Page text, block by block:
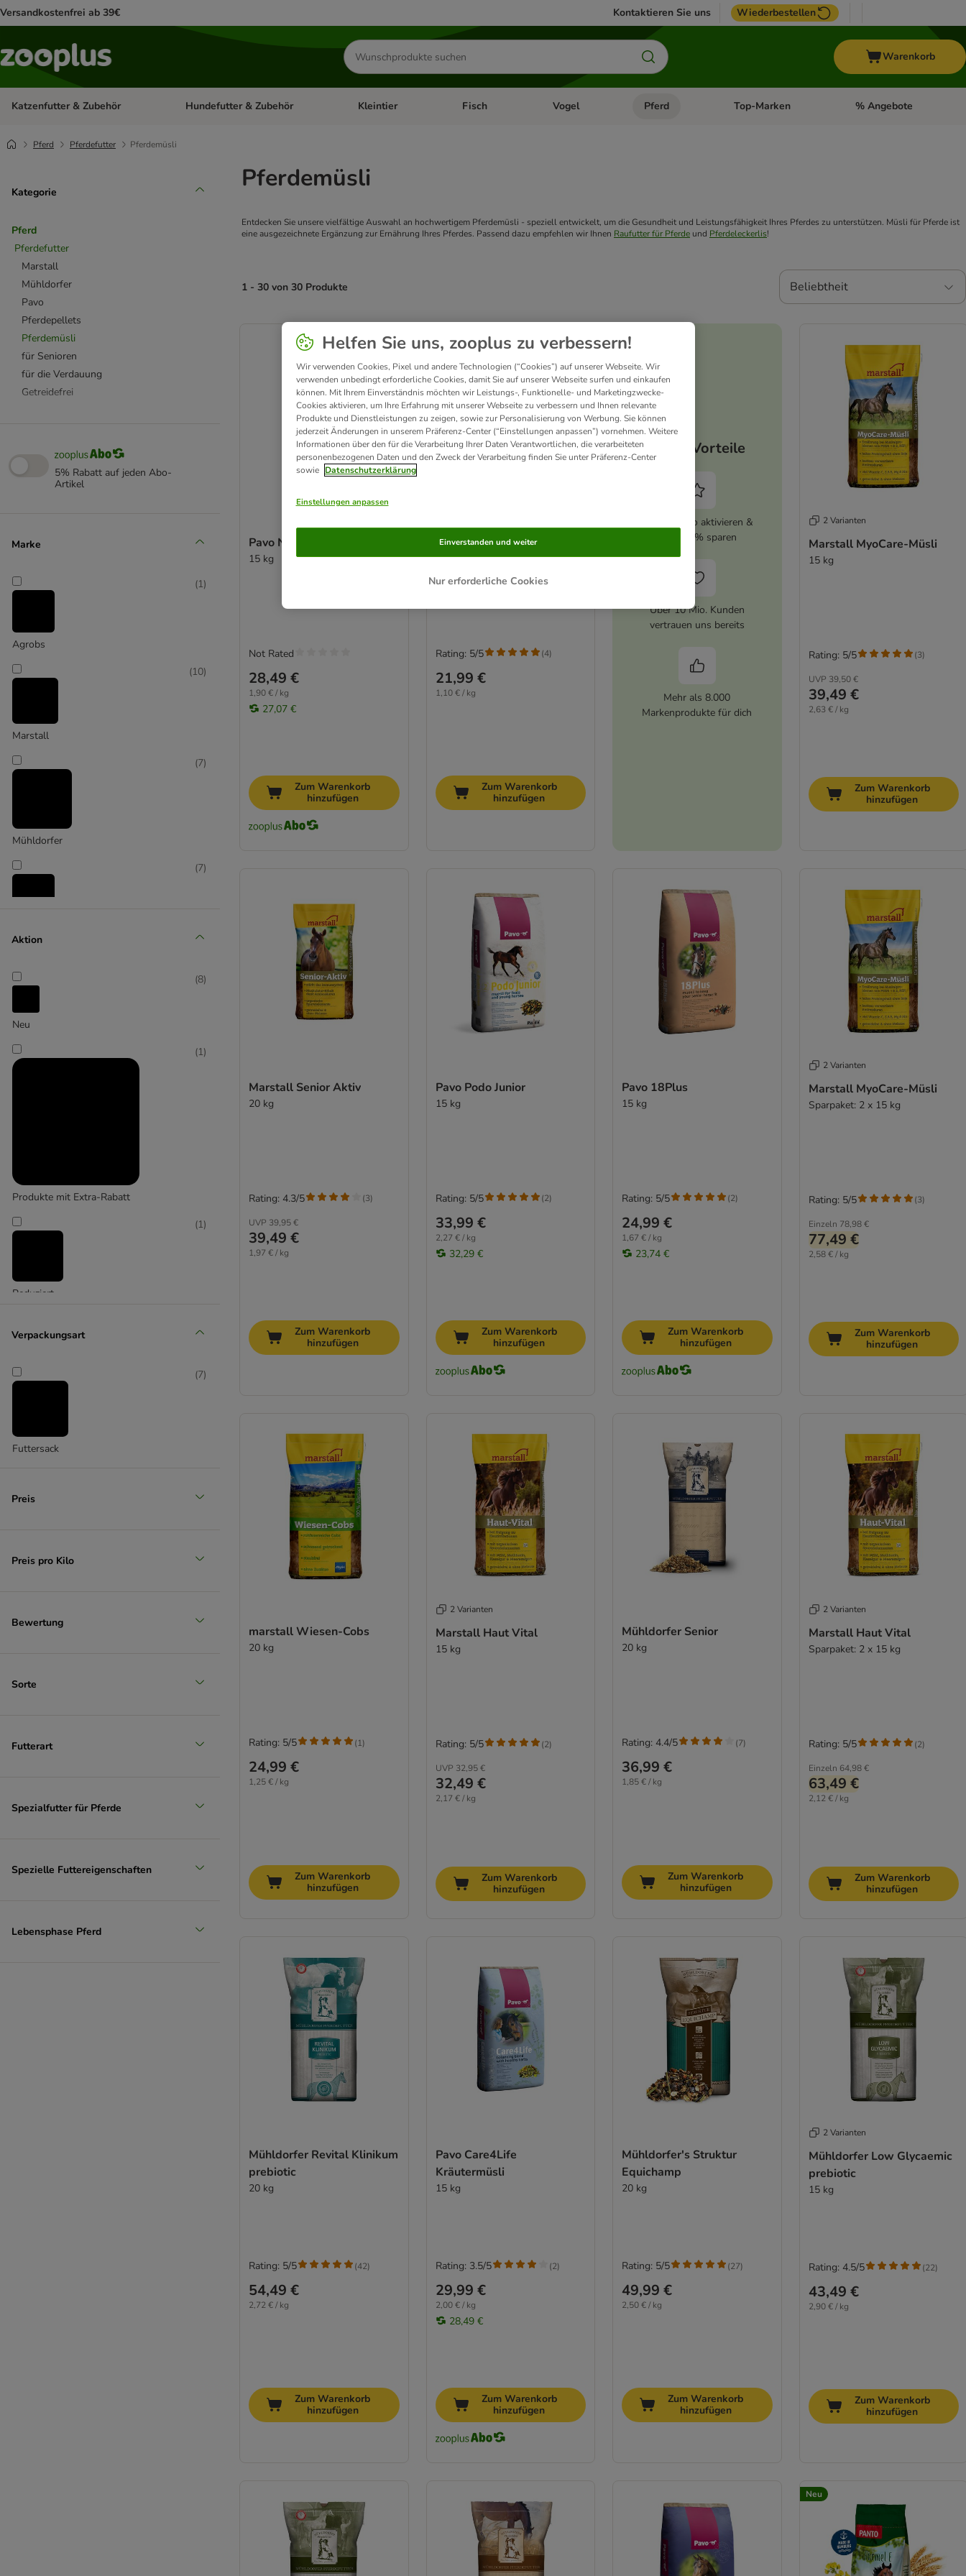
Versandkostenfrei ab 39€ Kontaktieren Sie uns Wiederbestellen
Produkte
suchen
Warenkorb
Katzenfutter & Zubehör Kategorie-Menü öffnen: Katzenfutter & Zubehör
Hundefutter & Zubehör Kategorie-Menü öffnen: Hundefutter & Zubehör
Kleintier Kategorie-Menü öffnen: Kleintier
Fisch Kategorie-Menü öffnen: Fisch
Vogel Kategorie-Menü öffnen: Vogel
Pferd Kategorie-Menü öffnen: Pferd
Top-Marken Kategorie-Menü öffnen:
% Angebote
Pferd Pferdefutter Pferdemüsli
Kategorie
Pferd
Pferdefutter
Marstall
Mühldorfer
Pavo
Pferdepellets
Pferdemüsli
für Senioren
für die Verdauung
Getreidefrei
5% Rabatt auf jeden Abo-
Artikel
Marke
Agrobs
(1)
Marstall
(10)
Mühldorfer
(7)
(7)
Aktion
Neu
(8)
Produkte mit Extra-Rabatt
(1)
Reduziert
(1)
Verpackungsart
Futtersack
(7)
Preis
Preis pro Kilo
Bewertung
Sorte
Futterart
Spezialfutter für Pferde
Spezielle Futtereigenschaften
Lebensphase Pferd
Pferdemüsli
Entdecken Sie unsere vielfältige Auswahl an hochwertigem Pferdemüsli - speziell entwickelt, um die Gesundheit und Leistungsfähigkeit Ihres Pferdes zu unterstützen. Müsli für Pferde ist
eine ausgezeichnete Ergänzung zur Ernährung Ihres Pferdes. Passend dazu empfehlen wir Ihnen Raufutter für Pferde und Pferdeleckerlis!
1 - 30 von 30 Produkte Beliebtheit
product items have been changed
Pavo Nature's Best
15 kg
28,49 €
1,90 € / kg
27,07 €
Not Rated
Zum Warenkorb
hinzufügen
Marstall Haferfrei
20 kg
21,99 €
1,10 € / kg
Rating: 5/5 (4)
Zum Warenkorb
hinzufügen
Deine Vorteile
zooplus Abo aktivieren &
immer 5% sparen
Über 10 Mio. Kunden
vertrauen uns bereits
Mehr als 8.000
Markenprodukte für dich
2 Varianten
Marstall MyoCare-Müsli
15 kg
UVP 39,50 €
39,49 €
2,63 € / kg
Rating: 5/5 (3)
Zum Warenkorb
hinzufügen
Marstall Senior Aktiv
20 kg
UVP 39,95 €
39,49 €
1,97 € / kg
Rating: 4.3/5 (3)
Zum Warenkorb
hinzufügen
Pavo Podo Junior
15 kg
33,99 €
2,27 € / kg
32,29 €
Rating: 5/5 (2)
Zum Warenkorb
hinzufügen
Pavo 18Plus
15 kg
24,99 €
1,67 € / kg
23,74 €
Rating: 5/5 (2)
Zum Warenkorb
hinzufügen
2 Varianten
Marstall MyoCare-Müsli
Sparpaket: 2 x 15 kg
Einzeln 78,98 €
77,49 €
2,58 € / kg
Rating: 5/5 (3)
Zum Warenkorb
hinzufügen
marstall Wiesen-Cobs
20 kg
24,99 €
1,25 € / kg
Rating: 5/5 (1)
Zum Warenkorb
hinzufügen
2 Varianten
Marstall Haut Vital
15 kg
UVP 32,95 €
32,49 €
2,17 € / kg
Rating: 5/5 (2)
Zum Warenkorb
hinzufügen
Mühldorfer Senior
20 kg
36,99 €
1,85 € / kg
Rating: 4.4/5 (7)
Zum Warenkorb
hinzufügen
2 Varianten
Marstall Haut Vital
Sparpaket: 2 x 15 kg
Einzeln 64,98 €
63,49 €
2,12 € / kg
Rating: 5/5 (2)
Zum Warenkorb
hinzufügen
Mühldorfer Revital Klinikum
prebiotic
20 kg
54,49 €
2,72 € / kg
Rating: 5/5 (42)
Zum Warenkorb
hinzufügen
Pavo Care4Life
Kräutermüsli
15 kg
29,99 €
2,00 € / kg
28,49 €
Rating: 3.5/5 (2)
Zum Warenkorb
hinzufügen
Mühldorfer's Struktur
Equichamp
20 kg
49,99 €
2,50 € / kg
Rating: 5/5 (27)
Zum Warenkorb
hinzufügen
2 Varianten
Mühldorfer Low Glycaemic
prebiotic
15 kg
43,49 €
2,90 € / kg
Rating: 4.5/5 (22)
Zum Warenkorb
hinzufügen
Neu
Helfen Sie uns, zooplus zu verbessern!
Wir verwenden Cookies, Pixel und andere Technologien (“Cookies”) auf unserer Webseite. Wir
verwenden unbedingt erforderliche Cookies, damit Sie auf unserer Webseite surfen und einkaufen
können. Mit Ihrem Einverständnis möchten wir Leistungs-, Funktionelle- und Marketingzwecke-
Cookies aktivieren, um Ihre Erfahrung mit unserer Webseite zu verbessern und Ihnen relevante
Produkte und Dienstleistungen zu zeigen, sowie zur Personalisierung von Werbung. Sie können
jederzeit Änderungen in unserem Präferenz-Center (“Einstellungen anpassen”) vornehmen. Weitere
Informationen über den für die Verarbeitung Ihrer Daten Verantwortlichen, die verarbeiteten
personenbezogenen Daten und den Zweck der Verarbeitung finden Sie unter Präferenz-Center
sowie Datenschutzerklärung
Einstellungen anpassen
Nur erforderliche Cookies
Einverstanden und weiter